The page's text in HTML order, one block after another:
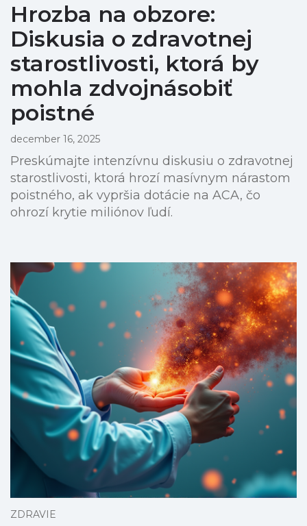
Hrozba na obzore:
Diskusia o zdravotnej
starostlivosti, ktorá by
mohla zdvojnásobiť
poistné
december 16, 2025
Preskúmajte intenzívnu diskusiu o zdravotnej
starostlivosti, ktorá hrozí masívnym nárastom
poistného, ak vypršia dotácie na ACA, čo
ohrozí krytie miliónov ľudí.
ZDRAVIE